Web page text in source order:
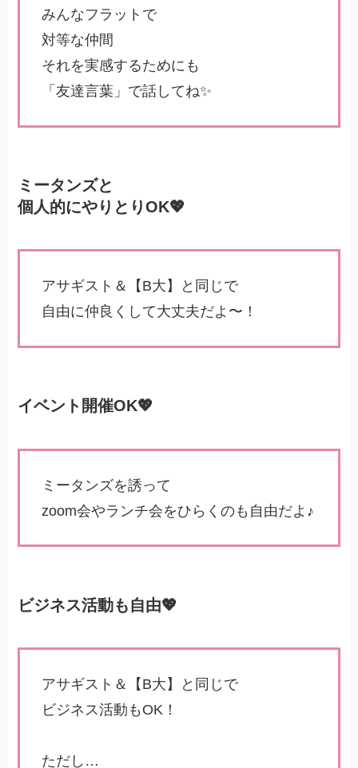
みんなフラットで
対等な仲間
それを実感するためにも
「友達言葉」で話してね✨
ミータンズと
個人的にやりとりOK💖
アサギスト＆【B大】と同じで
自由に仲良くして大丈夫だよ〜！
イベント開催OK💖
ミータンズを誘って
zoom会やランチ会をひらくのも自由だよ♪
ビジネス活動も自由💖
アサギスト＆【B大】と同じで
ビジネス活動もOK！
ただし…